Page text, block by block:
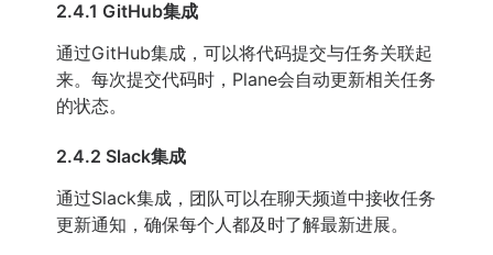
2.4.1 GitHub集成
通过GitHub集成，可以将代码提交与任务关联起
来。每次提交代码时，Plane会自动更新相关任务
的状态。
2.4.2 Slack集成
通过Slack集成，团队可以在聊天频道中接收任务
更新通知，确保每个人都及时了解最新进展。